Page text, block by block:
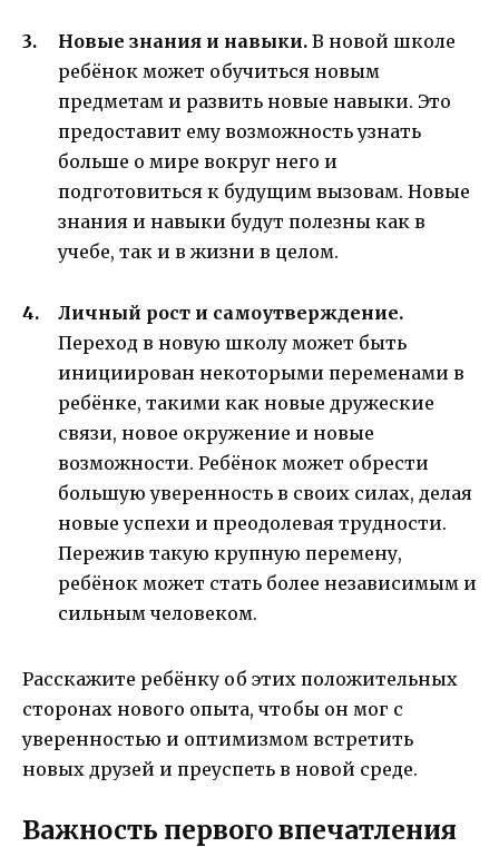
Новые знания и навыки. В новой школе
ребёнок может обучиться новым
предметам и развить новые навыки. Это
предоставит ему возможность узнать
больше о мире вокруг него и
подготовиться к будущим вызовам. Новые
знания и навыки будут полезны как в
учебе, так и в жизни в целом.
Личный рост и самоутверждение.
Переход в новую школу может быть
инициирован некоторыми переменами в
ребёнке, такими как новые дружеские
связи, новое окружение и новые
возможности. Ребёнок может обрести
большую уверенность в своих силах, делая
новые успехи и преодолевая трудности.
Пережив такую крупную перемену,
ребёнок может стать более независимым и
сильным человеком.
Расскажите ребёнку об этих положительных
сторонах нового опыта, чтобы он мог с
уверенностью и оптимизмом встретить
новых друзей и преуспеть в новой среде.
Важность первого впечатления